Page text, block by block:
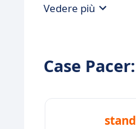
Vedere più
Case